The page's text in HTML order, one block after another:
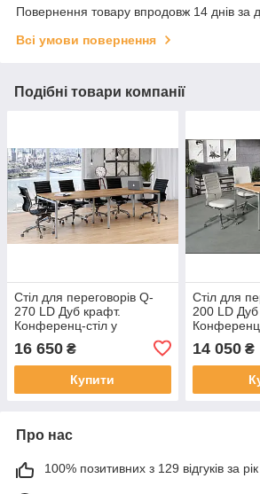
Повернення товару впродовж 14 днів за
Всі умови повернення
Подібні товари компанії
Стіл для переговорів Q-
270 LD Дуб крафт.
Конференц-стіл у
16 650 ₴
Купити
Стіл для
200 LD
14 050₴
Про нас
100% позитивних з 129 відгуків за рік